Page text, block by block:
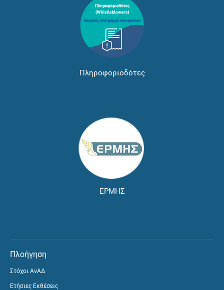
Πληροφοριοδότες
ΕΡΜΗΣ
Πλοήγηση
Στόχοι ΑνΑΔ
Ετήσιες Εκθέσεις